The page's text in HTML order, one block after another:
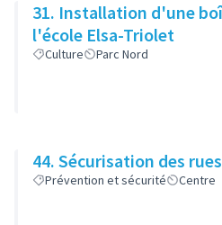
31. Installation d'une
l'école Elsa-Triolet
Culture Parc Nord
44. Sécurisation des
Prévention et sécurité Centre